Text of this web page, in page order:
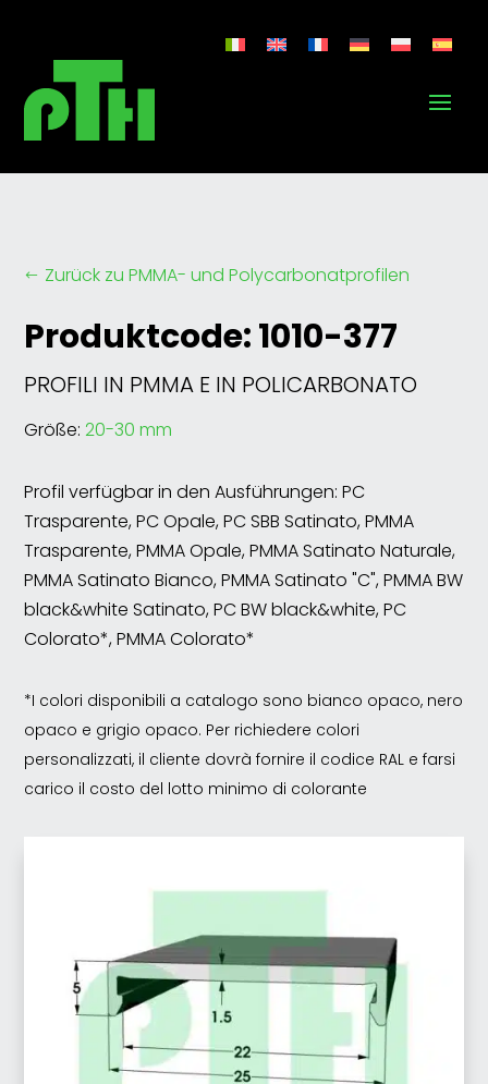
# Zurück zu PMMA- und Polycarbonatprofilen
Produktcode: 1010-377
PROFILI IN PMMA E IN POLICARBONATO
Größe:20-30 mm
Profil verfügbar in den Ausführungen: PC
Trasparente, PC Opale, PC SBB Satinato, PMMA
Trasparente, PMMA Opale, PMMA Satinato Naturale,
PMMA Satinato Bianco, PMMA Satinato "C", PMMA BW
black&white Satinato, PC BW black&white, PC
Colorato*, PMMA Colorato*
*I colori disponibili a catalogo sono bianco opaco, nero
opaco e grigio opaco. Per richiedere colori
personalizzati, il cliente dovrà fornire il codice RAL e farsi
carico il costo del lotto minimo di colorante